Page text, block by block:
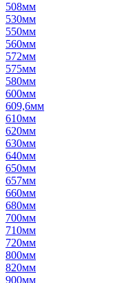
508мм
530мм
550мм
560мм
572мм
575мм
580мм
600мм
609,6мм
610мм
620мм
630мм
640мм
650мм
657мм
660мм
680мм
700мм
710мм
720мм
800мм
820мм
900мм